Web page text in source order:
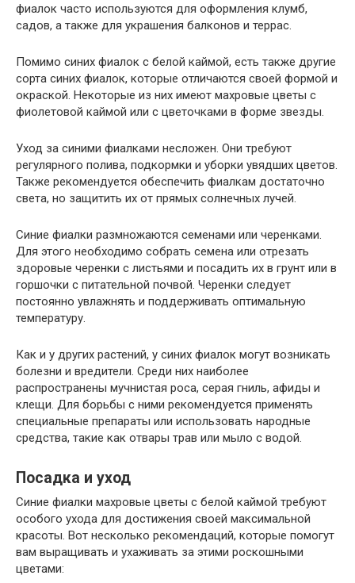
фиалок часто используются для оформления клумб,
садов, а также для украшения балконов и террас.
Помимо синих фиалок с белой каймой, есть также другие
сорта синих фиалок, которые отличаются своей формой и
окраской. Некоторые из них имеют махровые цветы с
фиолетовой каймой или с цветочками в форме звезды.
Уход за синими фиалками несложен. Они требуют
регулярного полива, подкормки и уборки увядших цветов.
Также рекомендуется обеспечить фиалкам достаточно
света, но защитить их от прямых солнечных лучей.
Синие фиалки размножаются семенами или черенками.
Для этого необходимо собрать семена или отрезать
здоровые черенки с листьями и посадить их в грунт или в
горшочки с питательной почвой. Черенки следует
постоянно увлажнять и поддерживать оптимальную
температуру.
Как и у других растений, у синих фиалок могут возникать
болезни и вредители. Среди них наиболее
распространены мучнистая роса, серая гниль, афиды и
клещи. Для борьбы с ними рекомендуется применять
специальные препараты или использовать народные
средства, такие как отвары трав или мыло с водой.
Посадка и уход
Синие фиалки махровые цветы с белой каймой требуют
особого ухода для достижения своей максимальной
красоты. Вот несколько рекомендаций, которые помогут
вам выращивать и ухаживать за этими роскошными
цветами: